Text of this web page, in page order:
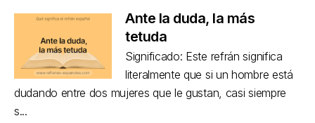
Ante la duda, la más
tetuda
Significado: Este refrán significa
literalmente que si un hombre está
dudando entre dos mujeres que le gustan, casi siempre
s...